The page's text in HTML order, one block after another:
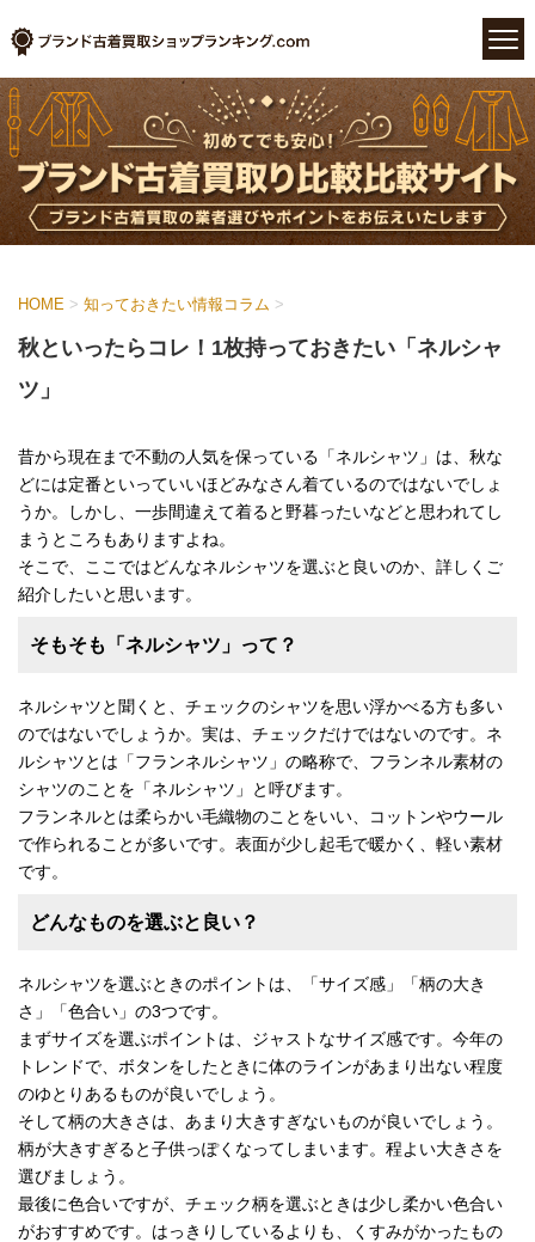
HOME > 知っておきたい情報コラム >
秋といったらコレ！1枚持っておきたい「ネルシャ
ツ」
昔から現在まで不動の人気を保っている「ネルシャツ」は、秋な
どには定番といっていいほどみなさん着ているのではないでしょ
うか。しかし、一歩間違えて着ると野暮ったいなどと思われてし
まうところもありますよね。
そこで、ここではどんなネルシャツを選ぶと良いのか、詳しくご
紹介したいと思います。
そもそも「ネルシャツ」って？
ネルシャツと聞くと、チェックのシャツを思い浮かべる方も多い
のではないでしょうか。実は、チェックだけではないのです。ネ
ルシャツとは「フランネルシャツ」の略称で、フランネル素材の
シャツのことを「ネルシャツ」と呼びます。
フランネルとは柔らかい毛織物のことをいい、コットンやウール
で作られることが多いです。表面が少し起毛で暖かく、軽い素材
です。
どんなものを選ぶと良い？
ネルシャツを選ぶときのポイントは、「サイズ感」「柄の大き
さ」「色合い」の3つです。
まずサイズを選ぶポイントは、ジャストなサイズ感です。今年の
トレンドで、ボタンをしたときに体のラインがあまり出ない程度
のゆとりあるものが良いでしょう。
そして柄の大きさは、あまり大きすぎないものが良いでしょう。
柄が大きすぎると子供っぽくなってしまいます。程よい大きさを
選びましょう。
最後に色合いですが、チェック柄を選ぶときは少し柔かい色合い
がおすすめです。はっきりしているよりも、くすみがかったもの